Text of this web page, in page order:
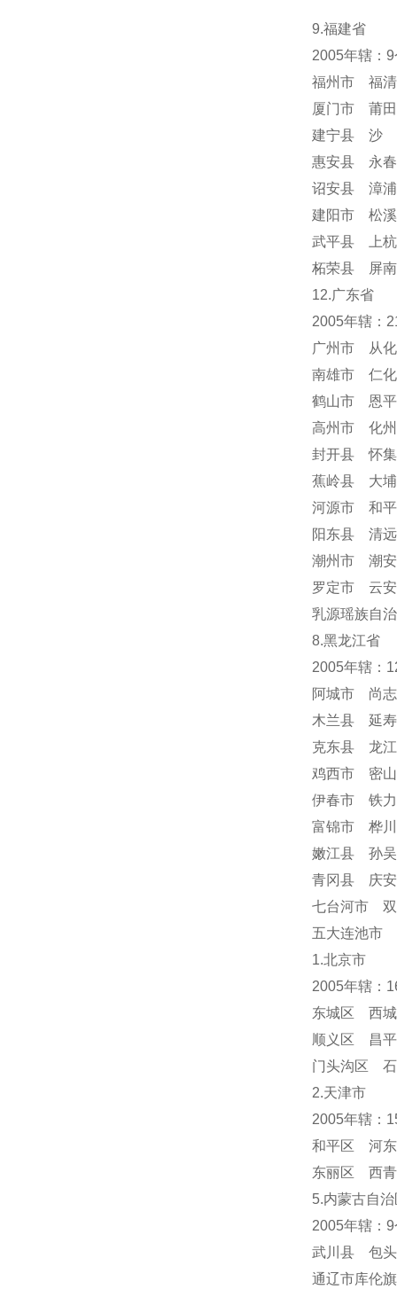
9.福建省
2005年辖：
福州市 福
厦门市 莆
建宁县 沙
惠安县 永
诏安县 漳
建阳市 松
武平县 上
柘荣县 屏
12.广东省
2005年辖：
广州市 从
南雄市 仁
鹤山市 恩
高州市 化
封开县 怀
蕉岭县 大
河源市 和
阳东县 清
潮州市 潮
罗定市 云
乳源瑶族自
8.黑龙江省
2005年辖：
阿城市 尚
木兰县 延
克东县 龙
鸡西市 密
伊春市 铁
富锦市 桦
嫩江县 孙
青冈县 庆
七台河市
五大连池市
1.北京市
2005年辖：
东城区 西
顺义区 昌
门头沟区
2.天津市
2005年辖：
和平区 河
东丽区 西
5.内蒙古自治
2005年辖：
武川县 包
通辽市库